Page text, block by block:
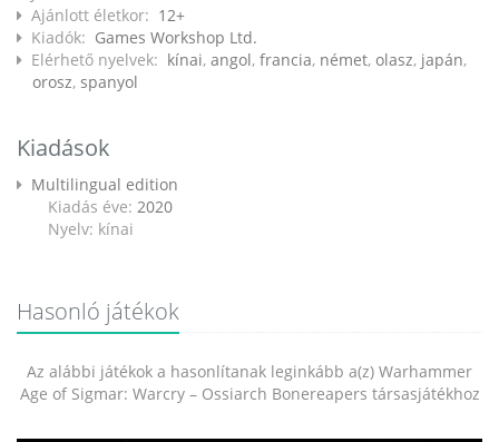
Ajánlott életkor: 12+
Kiadók: Games Workshop Ltd.
Elérhető nyelvek: kínai, angol, francia, német, olasz, japán,
orosz, spanyol
Kiadások
Multilingual edition
Kiadás éve: 2020
Nyelv: kínai
Hasonló játékok
Az alábbi játékok a hasonlítanak leginkább a(z) Warhammer
Age of Sigmar: Warcry – Ossiarch Bonereapers társasjátékhoz